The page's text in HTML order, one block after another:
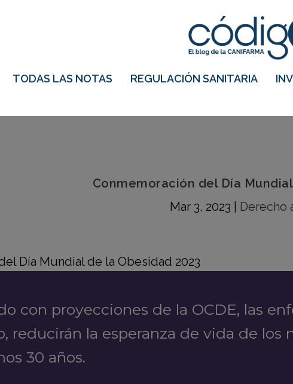
TODAS LAS NOTAS REGULACIÓN SANITARIA
Conmemoración del Día
Mar 3, 2023
Derecho
con proyecciones de la OCDE, las
reducirán la esperanza de vida de
30 años.